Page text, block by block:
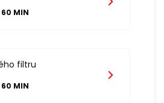
60 MIN
filtru
60 MIN